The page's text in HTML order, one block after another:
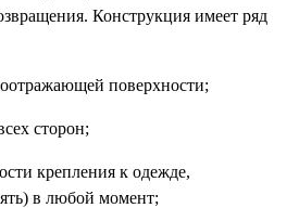
Конструкция имеет ряд
поверхности;
сторон;
крепления к одежде,
в любой момент;